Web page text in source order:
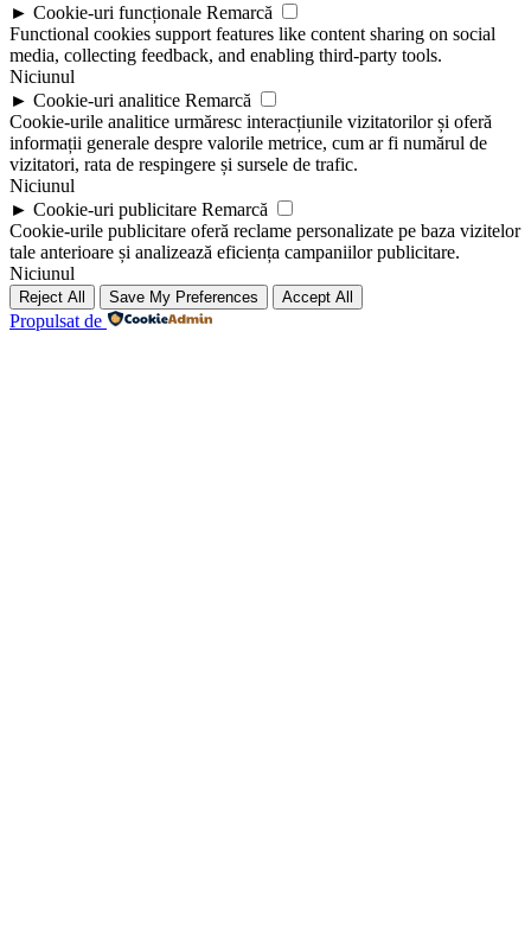
► Cookie-uri funcționale Remarcă
Functional cookies support features like content sharing on social
media, collecting feedback, and enabling third-party tools.
Niciunul
► Cookie-uri analitice Remarcă
Cookie-urile analitice urmăresc interacțiunile vizitatorilor și oferă
informații generale despre valorile metrice, cum ar fi numărul de
vizitatori, rata de respingere și sursele de trafic.
Niciunul
► Cookie-uri publicitare Remarcă
Cookie-urile publicitare oferă reclame personalizate pe baza vizitelor
tale anterioare și analizează eficiența campaniilor publicitare.
Niciunul
Reject All Save My Preferences Accept All
Propulsat de